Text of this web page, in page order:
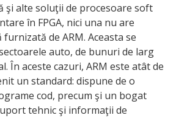
şi alte soluţii de procesoare soft
în FPGA, nici una nu are
de ARM. Aceasta se
auto, de bunuri de larg
În aceste cazuri, ARM este atât de
un standard: dispune de o
cod, precum şi un bogat
tehnic şi informaţii de